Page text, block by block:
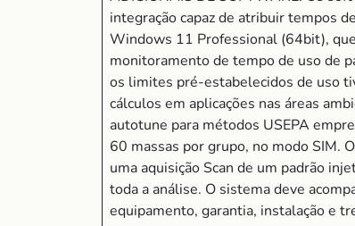
integração capaz de atribuir tempos
Windows 11 Professional (64bit),
monitoramento de tempo de uso de
os limites pré-estabelecidos de uso
cálculos em aplicações nas áreas
autotune para métodos USEPA
60 massas por grupo, no modo SIM.
uma aquisição Scan de um padrão
toda a análise. O sistema deve
equipamento, garantia, instalação e